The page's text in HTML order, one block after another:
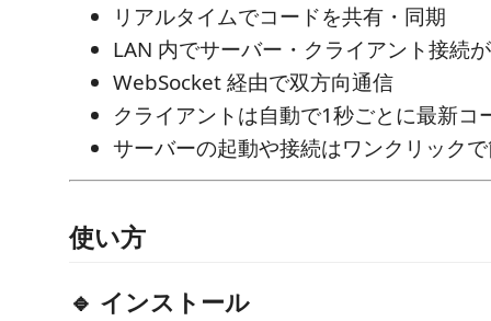
リアルタイムでコードを共有・同期
LAN 内でサーバー・クライアント接続
WebSocket 経由で双方向通信
クライアントは自動で1秒ごとに最新コ
サーバーの起動や接続はワンクリック
使い方
🔹 インストール